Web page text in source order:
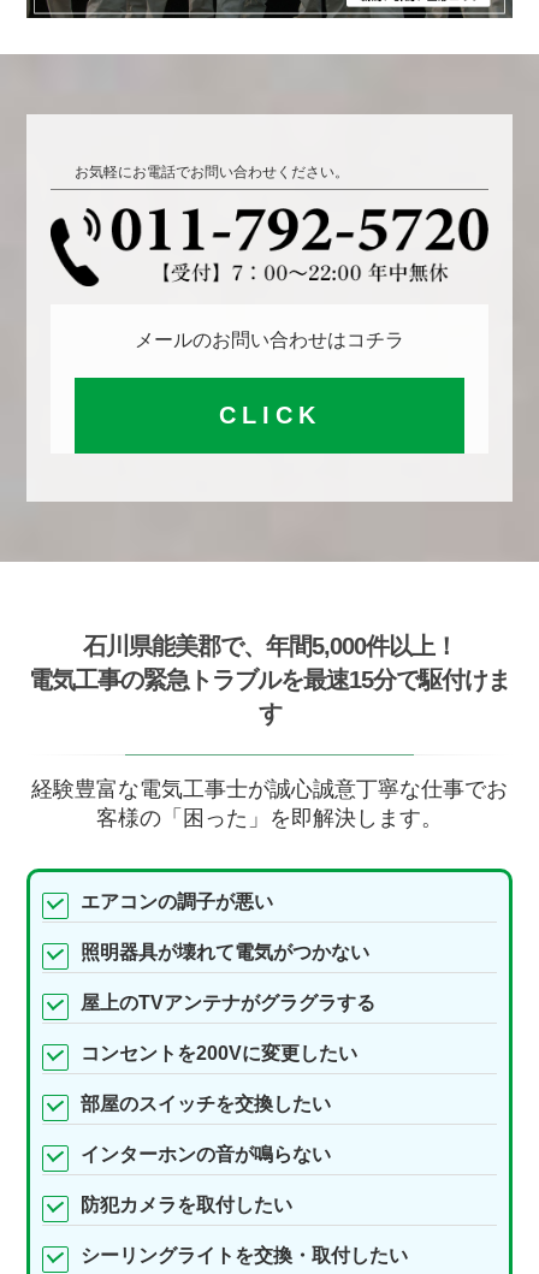
お気軽にお電話でお問い合わせください。
メールのお問い合わせはコチラ
CLICK
石川県能美郡で、年間5,000件以上！
電気工事の緊急トラブルを最速15分で駆付けま
す
経験豊富な電気工事士が誠心誠意丁寧な仕事でお
客様の「困った」を即解決します。
エアコンの調子が悪い
照明器具が壊れて電気がつかない
屋上のTVアンテナがグラグラする
コンセントを200Vに変更したい
部屋のスイッチを交換したい
インターホンの音が鳴らない
防犯カメラを取付したい
シーリングライトを交換・取付したい